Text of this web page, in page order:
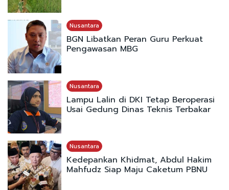
Nusantara
BGN Libatkan Peran Guru Perkuat
Pengawasan MBG
Nusantara
Lampu Lalin di DKI Tetap Beroperasi
Usai Gedung Dinas Teknis Terbakar
Nusantara
Kedepankan Khidmat, Abdul Hakim
Mahfudz Siap Maju Caketum PBNU